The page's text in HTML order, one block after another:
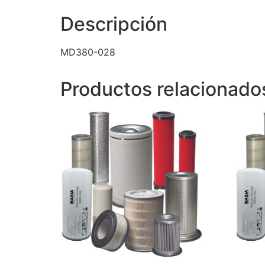
Descripción
MD380-028
Productos